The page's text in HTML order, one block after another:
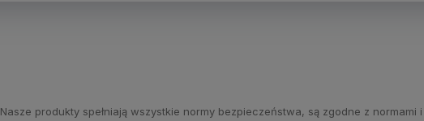
Nasze produkty spełniają wszystkie normy bezpieczeństwa, są zgodne z normami